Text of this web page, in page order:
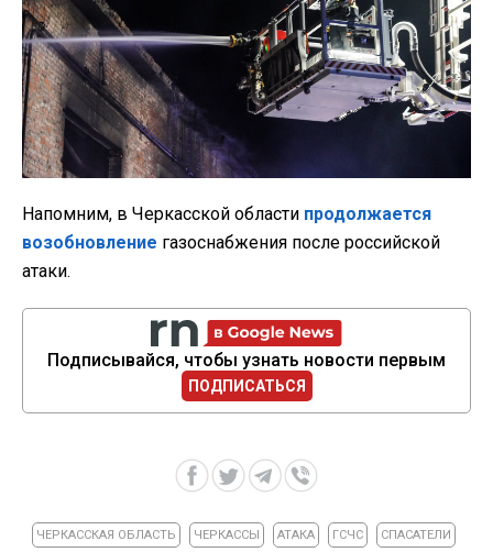
Напомним, в Черкасской области продолжается
возобновление газоснабжения после российской
атаки.
Подписывайся, чтобы узнать новости первым
ПОДПИСАТЬСЯ
ЧЕРКАССКАЯ ОБЛАСТЬ ЧЕРКАССЫ АТАКА ГСЧС СПАСАТЕЛИ